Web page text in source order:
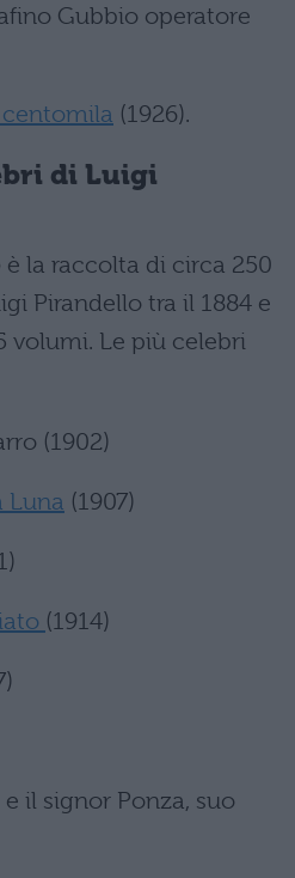
Gubbio operatore
centomila (1926).
di Luigi
è la raccolta di circa 250
Pirandello tra il 1884 e
volumi. Le più celebri
(1902)
Luna (1907)
(1914)
il signor Ponza, suo